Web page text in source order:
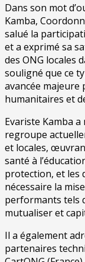
Dans son mot
Kamba,
salué la
et a exprimé sa
des ONG locales
souligné que ce
avancée majeure
humanitaires et
Evariste Kamba a
regroupe
et locales,
santé à
protection, et les
nécessaire la
performants tels
mutualiser et
Il a également
partenaires